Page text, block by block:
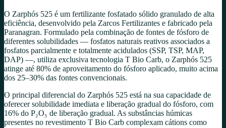
O Zarphós 525 é um fertilizante fosfatado sólido granulado de alta
eficiência, desenvolvido pela Zarcos Fertilizantes e fabricado pela
Paranagran. Formulado pela combinação de fontes de fósforo de
diferentes solubilidades — fosfatos naturais reativos associados a
fosfatos parcialmente e totalmente acidulados (SSP, TSP, MAP,
DAP) —, utiliza exclusiva tecnologia T Bio Carb, o Zarphós 525
atinge até 80% de aproveitamento do fósforo aplicado, muito acima
dos 25–30% das fontes convencionais.
O principal diferencial do Zarphós 525 está na sua capacidade de
oferecer solubilidade imediata e liberação gradual do fósforo, com
16% do P₂O₅ de liberação gradual. As substâncias húmicas
presentes no revestimento T Bio Carb complexam cátions como